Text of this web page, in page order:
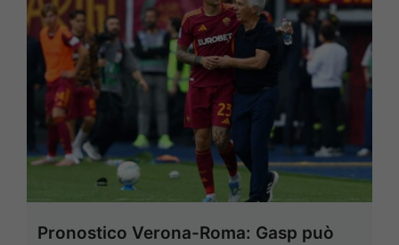
Pronostico Verona-Roma: Gasp può